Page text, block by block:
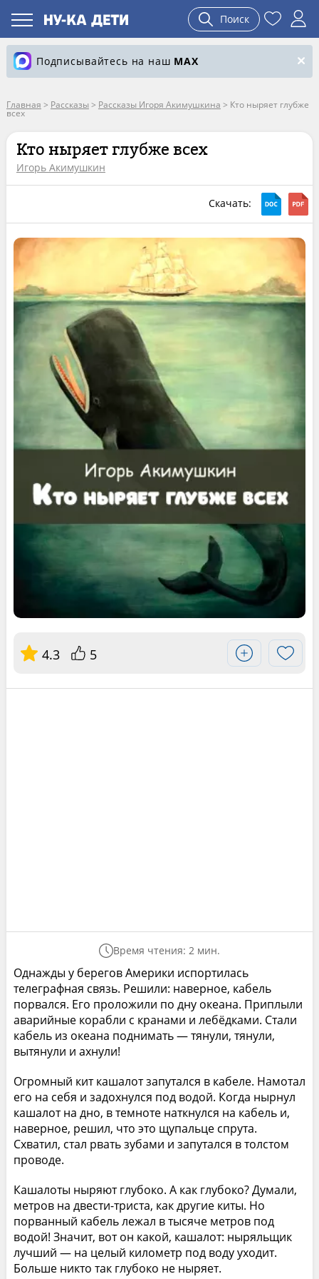
Поиск
Подписывайтесь на наш MAX
Главная > Рассказы > Рассказы Игоря Акимушкина > Кто ныряет глубже
всех
Кто ныряет глубже всех
Игорь Акимушкин
Скачать:
4.3 5
Время чтения: 2 мин.
Однажды у берегов Америки испортилась
телеграфная связь. Решили: наверное, кабель
порвался. Его проложили по дну океана. Приплыли
аварийные корабли с кранами и лебёдками. Стали
кабель из океана поднимать — тянули, тянули,
вытянули и ахнули!
Огромный кит кашалот запутался в кабеле. Намотал
его на себя и задохнулся под водой. Когда нырнул
кашалот на дно, в темноте наткнулся на кабель и,
наверное, решил, что это щупальце спрута.
Схватил, стал рвать зубами и запутался в толстом
проводе.
Кашалоты ныряют глубоко. А как глубоко? Думали,
метров на двести-триста, как другие киты. Но
порванный кабель лежал в тысяче метров под
водой! Значит, вот он какой, кашалот: ныряльщик
лучший — на целый километр под воду уходит.
Больше никто так глубоко не ныряет.